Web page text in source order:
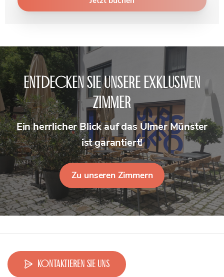
Entdecken Sie unsere exklusiven
Zimmer
Ein herrlicher Blick auf das Ulmer Münster
ist garantiert!
Zu unseren Zimmern
Kontaktieren Sie uns